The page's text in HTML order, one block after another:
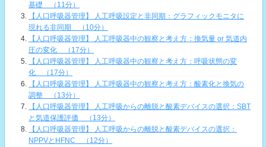
基礎 （11分）
【人口呼吸器管理】 人工呼吸設定と非同期：グラフィックモニタに
現れる非同期 （10分）
【人口呼吸器管理】 人工呼吸器中の観察と考え方：換気量 or 気道内
圧の変化 （17分）
【人口呼吸器管理】 人工呼吸器中の観察と考え方：呼吸状態の変
化 （17分）
【人口呼吸器管理】 人工呼吸器中の観察と考え方：酸素化と換気の
調整 （13分）
【人口呼吸器管理】 人工呼吸からの離脱と酸素デバイスの選択：SBT
と気道保護評価 （13分）
【人口呼吸器管理】 人工呼吸からの離脱と酸素デバイスの選択：
NPPVとHFNC （12分）